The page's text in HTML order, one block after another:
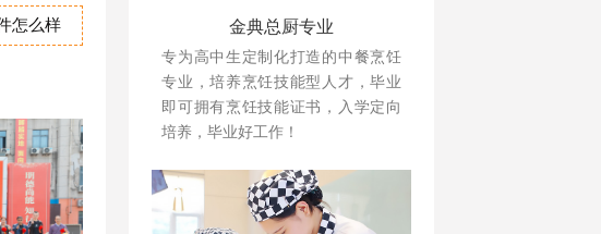
怎么样 金典总厨专业
专为高中生定制化打造的中餐烹饪
专业，培养烹饪技能型人才，毕业
即可拥有烹饪技能证书，入学定向
培养，毕业好工作！